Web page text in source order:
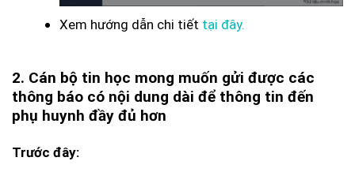
Xem hướng dẫn chi tiết tại đây.
2. Cán bộ tin học mong muốn gửi được các
thông báo có nội dung dài để thông tin đến
phụ huynh đầy đủ hơn
Trước đây: